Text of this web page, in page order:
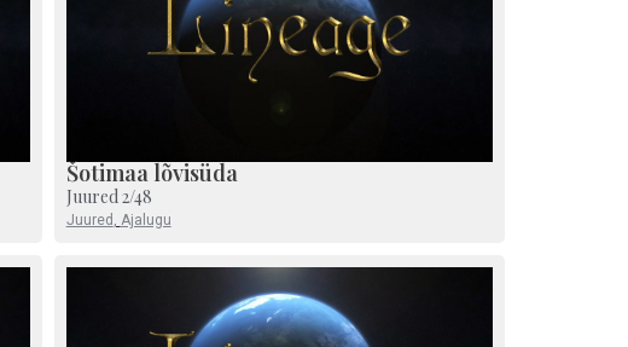
Šotimaa lõvisüda
Juured 2/48
Juured , Ajalugu